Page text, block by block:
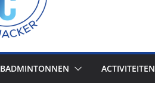
BADMINTONNEN ACTIVITEITEN